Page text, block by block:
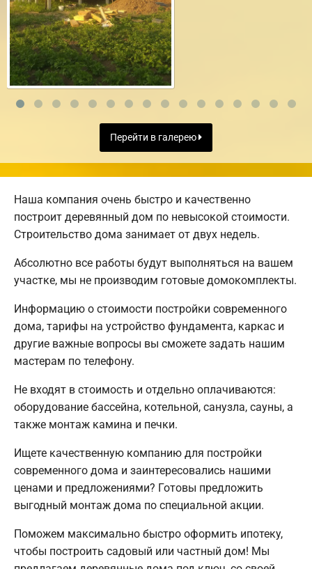
Перейти в галерею
Наша компания очень быстро и качественно
построит деревянный дом по невысокой стоимости.
Строительство дома занимает от двух недель.
Абсолютно все работы будут выполняться на вашем
участке, мы не производим готовые домокомплекты.
Информацию о стоимости постройки современного
дома, тарифы на устройство фундамента, каркас и
другие важные вопросы вы сможете задать нашим
мастерам по телефону.
Не входят в стоимость и отдельно оплачиваются:
оборудование бассейна, котельной, санузла, сауны, а
также монтаж камина и печки.
Ищете качественную компанию для постройки
современного дома и заинтересовались нашими
ценами и предложениями? Готовы предложить
выгодный монтаж дома по специальной акции.
Поможем максимально быстро оформить ипотеку,
чтобы построить садовый или частный дом! Мы